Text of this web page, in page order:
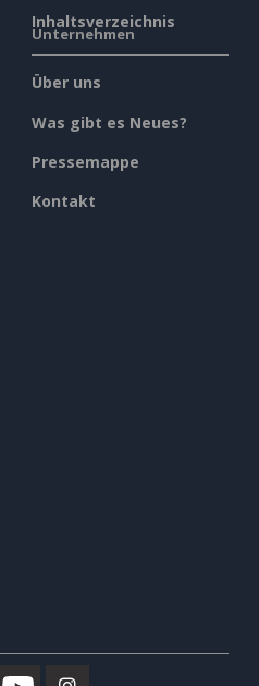
Inhaltsverzeichnis
Unternehmen
Über uns
Was gibt es Neues?
Pressemappe
Kontakt